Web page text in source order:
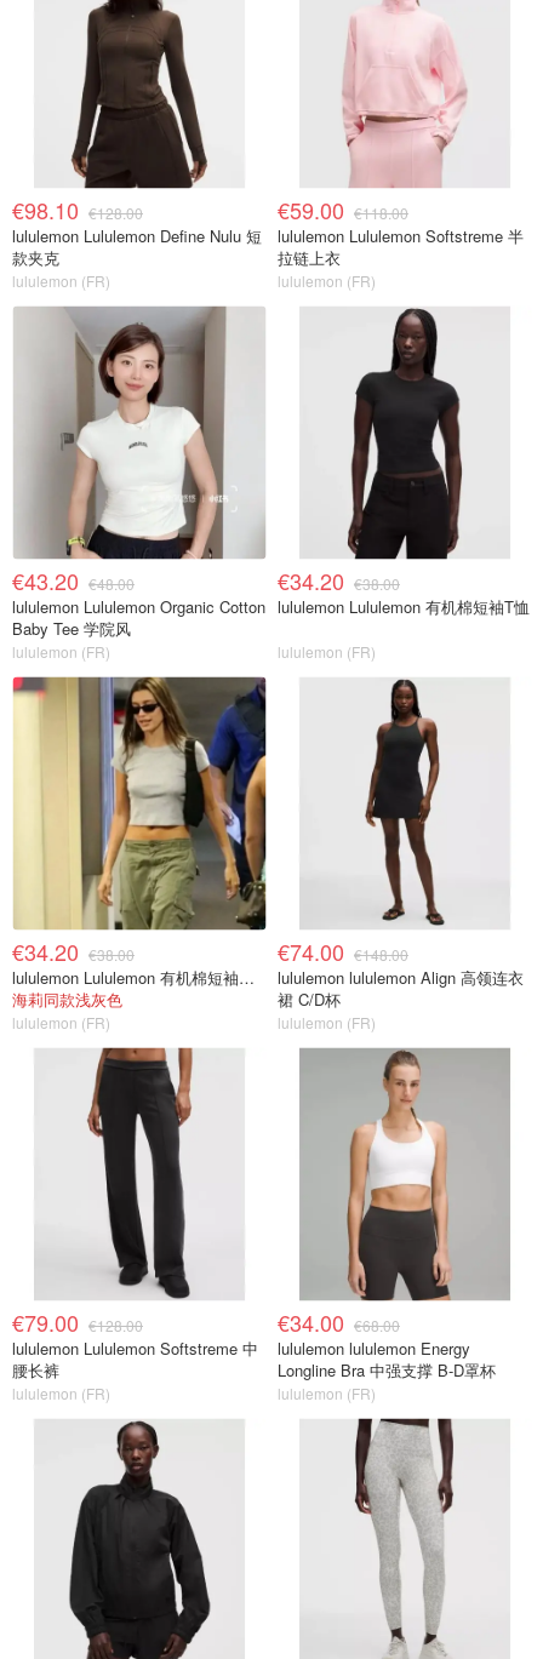
€98.10 €128.00
lululemon Lululemon Define Nulu 短
款夹克
lululemon (FR)
€59.00 €118.00
lululemon Lululemon Softstreme 半
拉链上衣
lululemon (FR)
€43.20 €48.00
lululemon Lululemon Organic Cotton
Baby Tee 学院风
lululemon (FR)
€34.20 €38.00
lululemon Lululemon 有机棉短袖T恤
lululemon (FR)
€34.20 €38.00
lululemon Lululemon 有机棉短袖婴儿T恤
海莉同款浅灰色
lululemon (FR)
€74.00 €148.00
lululemon lululemon Align 高领连衣
裙 C/D杯
lululemon (FR)
€79.00 €128.00
lululemon Lululemon Softstreme 中
腰长裤
lululemon (FR)
€34.00 €68.00
lululemon lululemon Energy
Longline Bra 中强支撑 B-D罩杯
lululemon (FR)